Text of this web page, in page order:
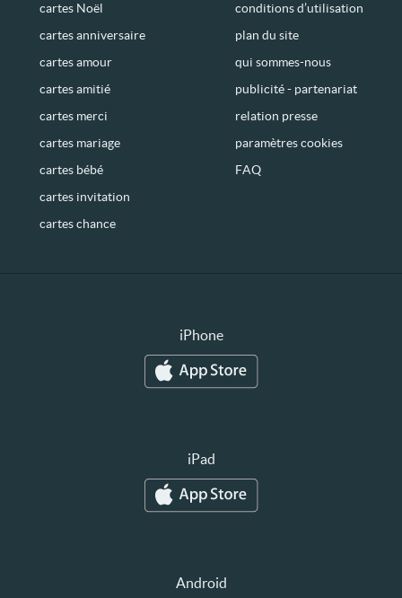
cartes Noël
cartes anniversaire
cartes amour
cartes amitié
cartes merci
cartes mariage
cartes bébé
cartes invitation
cartes chance
conditions d’utilisation
plan du site
qui sommes-nous
publicité - partenariat
relation presse
paramètres cookies
FAQ
iPhone
iPad
Android